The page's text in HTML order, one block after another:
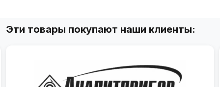
Эти товары покупают наши клиенты: